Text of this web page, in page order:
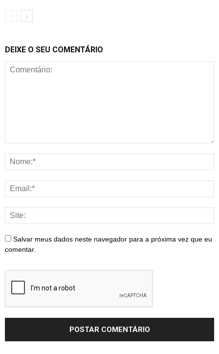
DEIXE O SEU COMENTÁRIO
Salvar meus dados neste navegador para a próxima vez que eu
comentar.